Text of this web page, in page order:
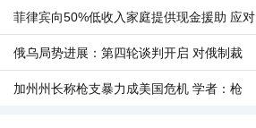
菲律宾向50%低收入家庭提供现金援助 应对
俄乌局势进展：第四轮谈判开启 对俄制裁
加州州长称枪支暴力成美国危机 学者：枪